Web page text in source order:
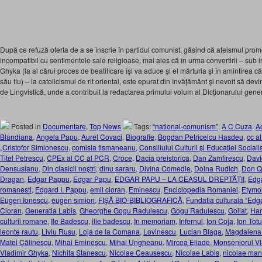
După ce refuză oferta de a se înscrie în partidul comunist, găsind că ateismul
incompatibil cu sentimentele sale religioase, mai ales că în urma convertirii – sub
Ghyka (la al cărui proces de beatificare îşi va aduce şi el mărturia şi în amintirea
său fiu) – la catolicismul de rit oriental, este epurat din învăţământ şi nevoit să
de Lingvistică, unde a contribuit la redactarea primului volum al Dicţionarului
Posted in Documentare, Top News Tags:“national-comunism”, A C Cuza,
Blandiana, Angela Papu, Aurel Covaci, Biografie, Bogdan Petriceicu Hasdeu, cc
„Cristofor Simionescu, comisia tismaneanu, Consiliului Culturii și Educației
Titel Petrescu, CPEx al CC al PCR, Croce, Dacia preistorica, Dan Zamfirescu,
Densusianu, Din clasicii noştri, dinu sararu, Divina Comedie, Doina Rudich, Don
Dragan, Edgar Pappu, Edgar Papu, EDGAR PAPU – LA CEASUL DREPTĂȚII,
romanesti, Edgard I. Pappu, emil cioran, Eminescu, Enciclopedia Romaniei,
Eugen Ionescu, eugen simion, FIŞĂ BIO-BIBLIOGRAFICĂ, Fundatia culturala
Cioran, Generatia Labis, Gheorghe Gogu Radulescu, Gogu Radulescu, Goliat,
culturii romane, Ile Badescu, ilie badescu, In memoriam, Infernul, Ion Coja, Ion Totu
leonte rautu, Liviu Rusu, Loja de la Comana, Lovinescu, Lucian Blaga,
Matei Călinescu, Mihai Eminescu, Mihai Ungheanu, Mircea Eliade, Monseniorul
Vladimir Ghyka, Nichita Stanescu, Nicolae Ceausescu, Nicolae Labis, nicolae